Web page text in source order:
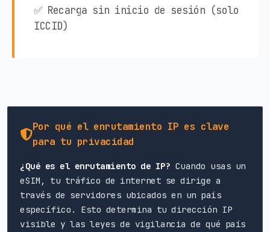
✅ Recarga sin inicio de sesión (solo
ICCID)
Por qué el enrutamiento IP es clave
para tu privacidad
¿Qué es el enrutamiento de IP? Cuando usas un
eSIM, tu tráfico de internet se dirige a
través de servidores ubicados en un país
específico. Esto determina tu dirección IP
visible y las leyes de vigilancia de qué país